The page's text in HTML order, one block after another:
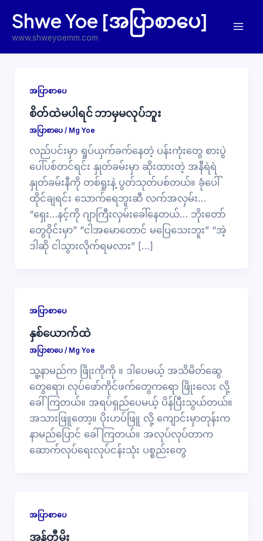
content
Shwe Yoe [အပြာစာပေ]
www.shweyoemm.com
အပြာစာပေ
စိတ်ထဲမပါရင် ဘာမှမလုပ်ဘူး
အပြာစာပေ/ Mg Yoe
လည်ပင်းမှာ ရှုပ်ယှက်ခက်နေတဲ့ ပန်းကုံးတွေ စားပွဲ
ပေါ်ပစ်တင်ရင်း နှုတ်ခမ်းမှာ ဆိုးထားတဲ့ အနီရဲရဲ
နှုတ်ခမ်းနီကို တစ်ရှုးနဲ့ ပွတ်သုတ်ပစ်တယ်။ ခုံပေါ်
ထိုင်ချရင်း သောက်ရေဘူးဆီ လက်အလှမ်း…
“ရှေး…နင့်ကို ဂျာကြီးလှမ်းခေါ်နေတယ်… ဘိုးတော်
တွေဝိုင်းမှာ” “ငါအမောတောင် မပြေသေးဘူး” “အဲ့
ဒါဆို ငါသွားလိုက်ရမလား” […]
အပြာစာပေ
နှစ်ယောက်ထဲ
အပြာစာပေ/ Mg Yoe
သူ့နာမည်က ဖြိုးကိုကို ။ ဒါပေမယ့် အသိမိတ်ဆွေ
တွေရော၊ လုပ်ဖော်ကိုင်ဖက်တွေကရော ဖြိုးလေး လို့
ခေါ်ကြတယ်။ အရပ်ရှည်ပေမယ့် ပိန်ပြီးသွယ်တယ်။
အသားဖြူတော့။ ပိုးဟပ်ဖြူ လို့ ကျောင်းမှာတုန်းက
နာမည်ပြောင် ခေါ်ကြတယ်။ အလုပ်လုပ်တာက
ဆောက်လုပ်ရေးလုပ်ငန်းသုံး ပစ္စည်းတွေ
အပြာစာပေ
အန်တီမိုး